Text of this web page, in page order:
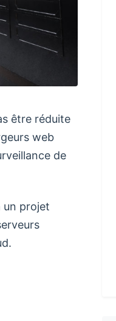
être réduite
web
de
un projet